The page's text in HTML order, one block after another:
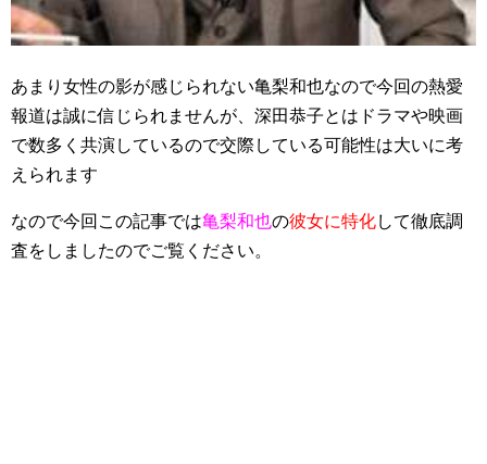
あまり女性の影が感じられない亀梨和也なので今回の熱愛
報道は誠に信じられませんが、深田恭子とはドラマや映画
で数多く共演しているので交際している可能性は大いに考
えられます
なので今回この記事では亀梨和也の彼女に特化して徹底調
査をしましたのでご覧ください。